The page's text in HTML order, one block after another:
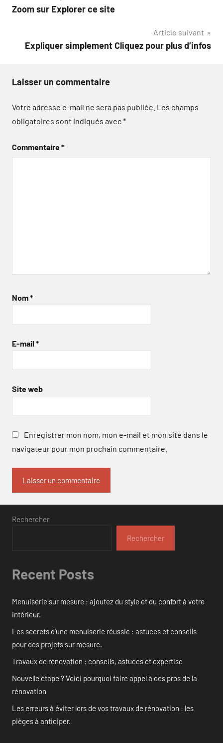
de
Zoom sur Explorer ce site
Article suivant
Expliquer simplement Cliquez pour plus d’infos
Laisser un commentaire
Votre adresse e-mail ne sera pas publiée. Les champs
obligatoires sont indiqués avec*
Commentaire*
Nom*
E-mail *
Site web
Enregistrer mon nom, mon e-mail et mon site dans le
navigateur pour mon prochain commentaire.
Rechercher
Rechercher
Recent Posts
Menuiserie sur mesure : ajoutez du style et du confort à votre
intérieur.
Les secrets d’une menuiserie réussie : astuces et conseils
pour des projets sur mesure.
Travaux de rénovation : conseils, astuces et expertise
Nouvelle étape ? Voici pourquoi faire appel à des pros de la
rénovation
Les erreurs à éviter lors de vos travaux de rénovation : les
pièges à anticiper.